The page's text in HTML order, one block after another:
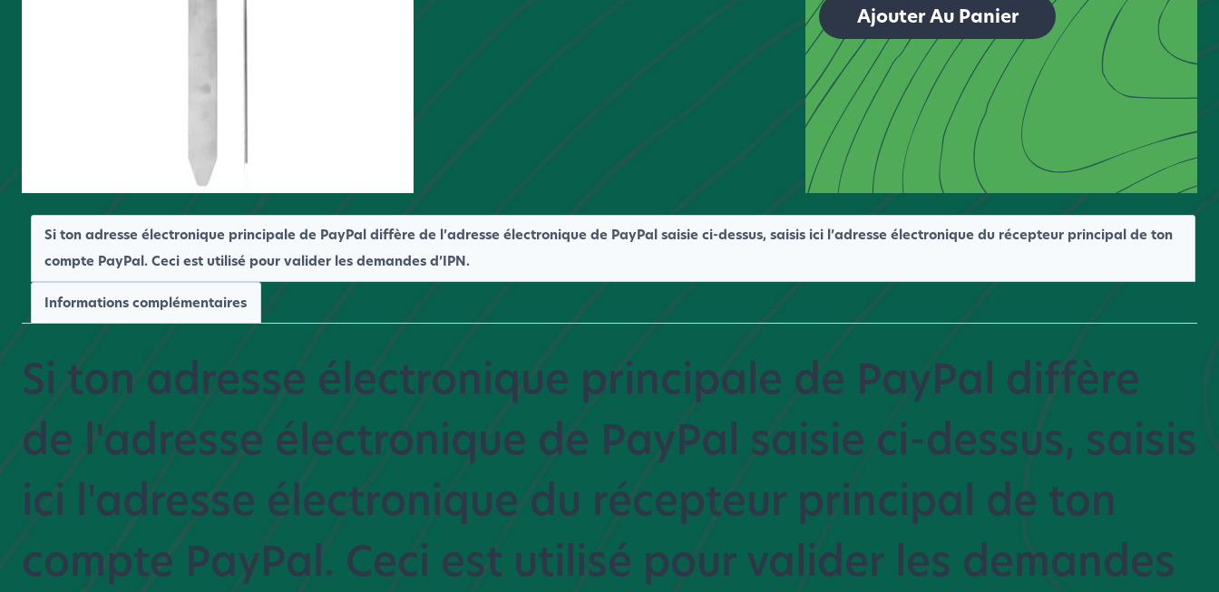
installation
tool
Ajouter Au Panier
Si ton adresse électronique principale de PayPal diffère de l’adresse électronique de PayPal saisie ci-dessus, saisis ici l’adresse électronique du récepteur principal de ton
compte PayPal. Ceci est utilisé pour valider les demandes d’IPN.
Informations complémentaires
Si ton adresse électronique principale de PayPal diffère
de l'adresse électronique de PayPal saisie ci-dessus, saisis
ici l'adresse électronique du récepteur principal de ton
compte PayPal. Ceci est utilisé pour valider les demandes